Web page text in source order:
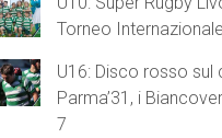
Torneo
U16: Disco rosso sul
Parma’31, i
7